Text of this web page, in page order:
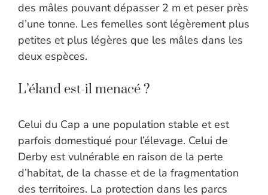
des mâles pouvant dépasser 2 m et peser près
d’une tonne. Les femelles sont légèrement plus
petites et plus légères que les mâles dans les
deux espèces.
L’éland est-il menacé ?
Celui du Cap a une population stable et est
parfois domestiqué pour l’élevage. Celui de
Derby est vulnérable en raison de la perte
d’habitat, de la chasse et de la fragmentation
des territoires. La protection dans les parcs